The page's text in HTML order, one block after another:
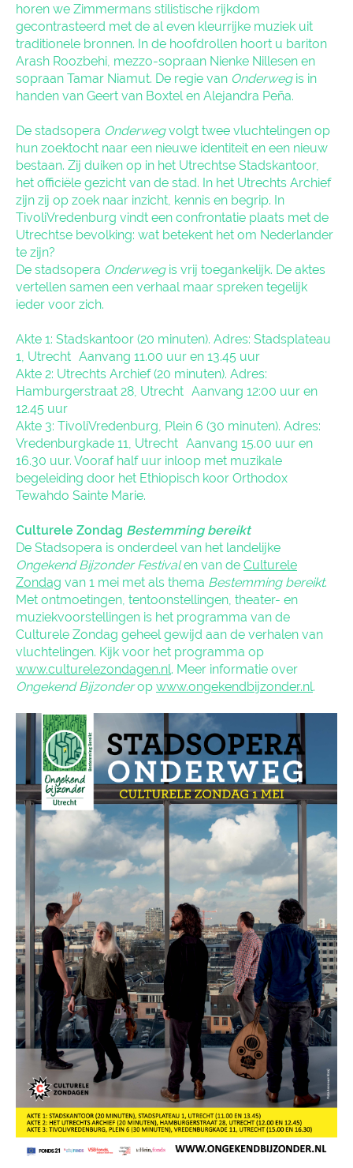
horen we Zimmermans stilistische rijkdom
gecontrasteerd met de al even kleurrijke muziek uit
traditionele bronnen. In de hoofdrollen hoort u bariton
Arash Roozbehi, mezzo-sopraan Nienke Nillesen en
sopraan Tamar Niamut. De regie van Onderwegis in
handen van Geert van Boxtel en Alejandra Peña.
De stadsopera Onderwegvolgt twee vluchtelingen op
hun zoektocht naar een nieuwe identiteit en een nieuw
bestaan. Zij duiken op in het Utrechtse Stadskantoor,
het officiële gezicht van de stad. In het Utrechts Archief
zijn zij op zoek naar inzicht, kennis en begrip. In
TivoliVredenburg vindt een confrontatie plaats met de
Utrechtse bevolking: wat betekent het om Nederlander
te zijn?
De stadsopera Onderwegis vrij toegankelijk. De aktes
vertellen samen een verhaal maar spreken tegelijk
ieder voor zich.
Akte 1: Stadskantoor (20 minuten). Adres: Stadsplateau
1, Utrecht Aanvang 11.00 uur en 13.45 uur
Akte 2: Utrechts Archief (20 minuten). Adres:
Hamburgerstraat 28, Utrecht Aanvang 12:00 uur en
12.45 uur
Akte 3: TivoliVredenburg, Plein 6 (30 minuten). Adres:
Vredenburgkade 11, Utrecht Aanvang 15.00 uur en
16.30 uur. Vooraf half uur inloop met muzikale
begeleiding door het Ethiopisch koor Orthodox
Tewahdo Sainte Marie.
Culturele Zondag Bestemming bereikt
De Stadsopera is onderdeel van het landelijke
Ongekend Bijzonder Festivalen van de Culturele
Zondag van 1 mei met als thema Bestemming bereikt.
Met ontmoetingen, tentoonstellingen, theater- en
muziekvoorstellingen is het programma van de
Culturele Zondag geheel gewijd aan de verhalen van
vluchtelingen. Kijk voor het programma op
www.culturelezondagen.nl. Meer informatie over
Ongekend Bijzonderop www.ongekendbijzonder.nl.